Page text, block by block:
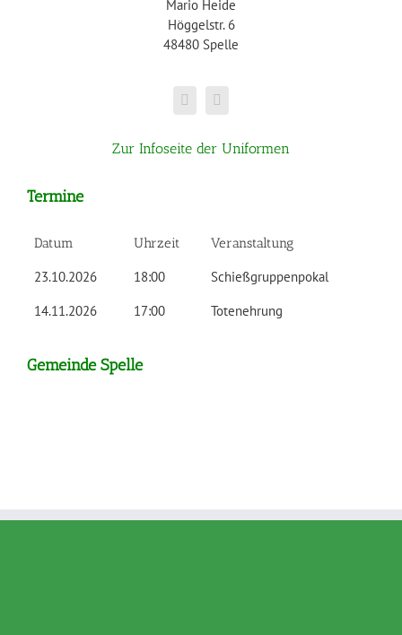
Mario Heide
Höggelstr. 6
48480 Spelle
Zur Infoseite der Uniformen
Termine
Datum Uhrzeit Veranstaltung
23.10.2026 18:00
Schießgruppenpokal
14.11.2026
17:00 Totenehrung
Gemeinde Spelle